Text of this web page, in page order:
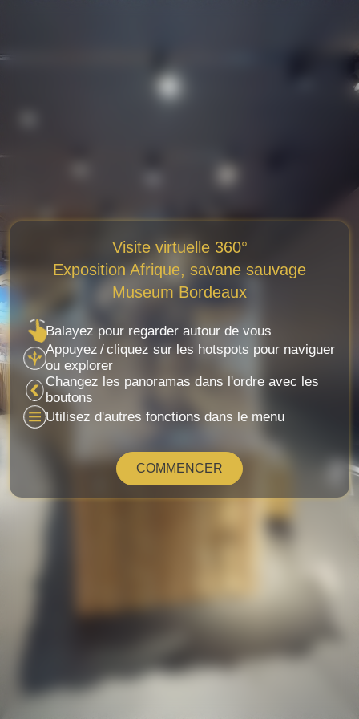
COMMENCER
Utilisez d'autres fonctions dans le menu
Changez les panoramas dans l'ordre avec les
boutons
Appuyez / cliquez sur les hotspots pour naviguer
ou explorer
Balayez pour regarder autour de vous
Visite virtuelle 360°
Exposition Afrique, savane sauvage
Museum Bordeaux